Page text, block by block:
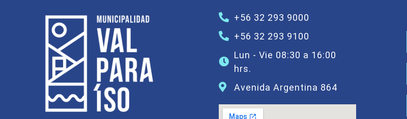
+56 32 293 9000
+56 32 293 9100
Lun - Vie 08:30 a 16:00
hrs.
Avenida Argentina 864